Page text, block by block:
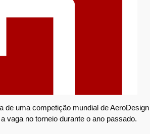
uma competição mundial de
vaga no torneio durante o ano passado.